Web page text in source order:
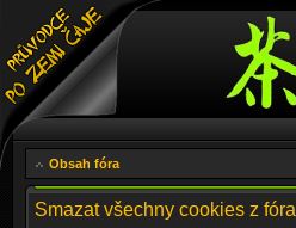
Obsah fóra
Smazat všechny cookies z fóra